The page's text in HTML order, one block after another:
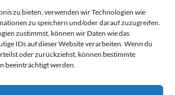
zu bieten, verwenden wir Technologien wie
zu speichern und/oder darauf zuzugreifen.
zustimmst, können wir Daten wie das
IDs auf dieser Website verarbeiten. Wenn du
oder zurückziehst, können bestimmte
beeinträchtigt werden.
Trainingsplan/Online-
o.B.